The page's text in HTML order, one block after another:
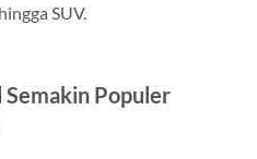
SUV.
Populer